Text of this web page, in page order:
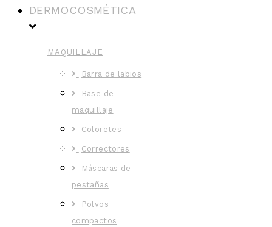
DERMOCOSMÉTICA
MAQUILLAJE
Barra de labios
Base de
maquillaje
Coloretes
Correctores
Máscaras de
pestañas
Polvos
compactos